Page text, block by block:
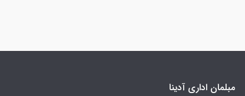
مبلمان اداری آدینا